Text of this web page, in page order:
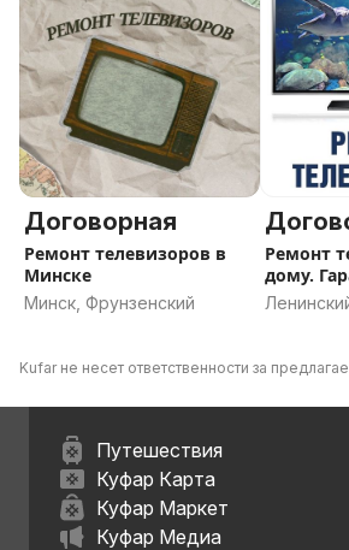
Договорная
Ремонт телевизоров в
Минске
Минск, Фрунзенский
Ремонт
дому.
Kufar не несет ответственности за
Путешествия
Куфар Карта
Куфар Маркет
Куфар Медиа